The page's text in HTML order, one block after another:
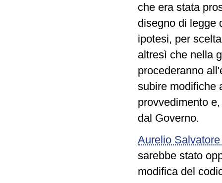
che era stata
disegno di legge
ipotesi, per
altresì che nella
procederanno
subire modifiche
provvedimento
dal Governo.
Aurelio
sarebbe stato
modifica del